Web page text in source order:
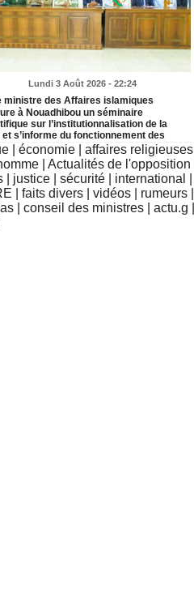
Lundi 3 Août 2026 - 22:24
ministre des Affaires islamiques
à Nouadhibou un séminaire
sur l’institutionnalisation de la
s’informe du fonctionnement des
relevant du secteur
économie affaires religieuses
Actualités de l'opposition
justice sécurité international
faits divers vidéos rumeurs
conseil des ministres actu.g